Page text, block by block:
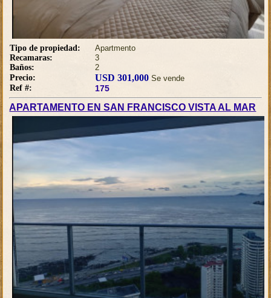
Tipo de propiedad:
Apartmento
Recamaras:
3
Baños:
2
Precio:
USD 301,000 Se vende
Ref #:
175
APARTAMENTO EN SAN FRANCISCO VISTA AL MAR